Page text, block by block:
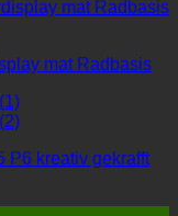
mat Radbasis
P6 kreativ gekrafft